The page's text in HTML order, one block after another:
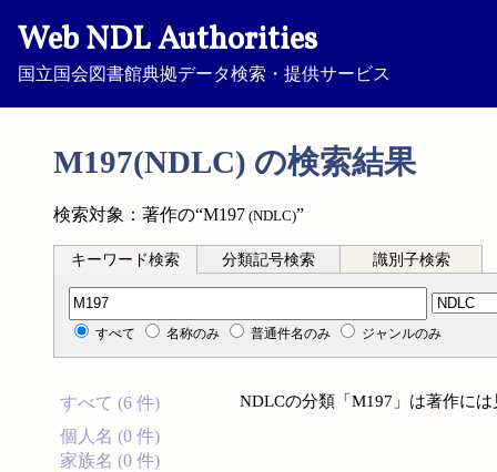
Web NDL Authorities
国立国会図書館典拠データ検索・提供サービス
M197(NDLC) の検索結果
検索対象：著作の“M197 (NDLC)”
キーワード検索 分類記号検索 識別子検索
分類記号検索
すべて 名称のみ 普通件名のみ ジャンルのみ
すべて (6 件)
個人名 (0 件)
家族名 (0 件)
NDLCの分類「M197」は著作に